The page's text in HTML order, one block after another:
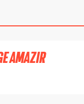
AMAZIR